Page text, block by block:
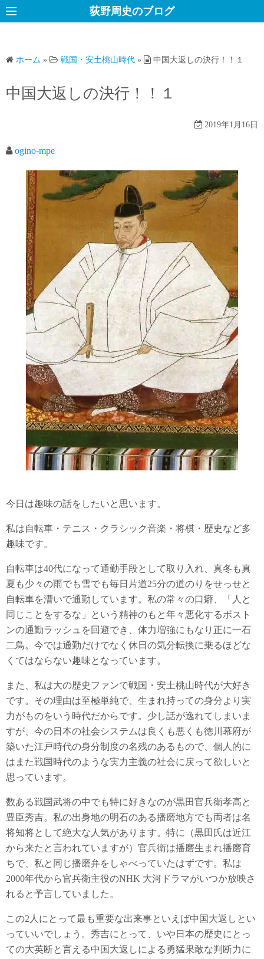
コ
ン
ス
プ
荻野周史のブログ
ホーム » 戦国・安土桃山時代 » 中国大返しの決行！！１
中国大返しの決行！！１
2019年1月16日
ogino-mpe
今日は趣味の話をしたいと思います。
私は自転車・テニス・クラシック音楽・将棋・歴史など多
趣味です。
自転車は40代になって通勤手段として取り入れ、真冬も真
夏も少々の雨でも雪でも毎日片道25分の道のりをせっせと
自転車を漕いで通勤しています。私の常々の口癖、「人と
同じことをするな」という精神のもと年々悪化するボスト
ンの通勤ラッシュを回避でき、体力増強にもなり正に一石
二鳥。今では通勤だけでなく休日の気分転換に乗るほどな
くてはならない趣味となっています。
また、私は大の歴史ファンで戦国・安土桃山時代が大好き
です。その理由は至極単純で、生まれ持っての身分より実
力がものをいう時代だからです。少し話が逸れてしまいま
すが、今の日本の社会システムは良くも悪くも徳川幕府が
築いた江戸時代の身分制度の名残のあるもので、個人的に
はまた戦国時代のような実力主義の社会に戻って欲しいと
思っています。
数ある戦国武将の中でも特に好きなのが黒田官兵衛孝高と
豊臣秀吉。私の出身地の明石のある播磨地方でも両者は名
将知将として絶大な人気があります。特に（黒田氏は近江
から来たと言われていますが）官兵衛は播磨生まれ播磨育
ちで、私と同じ播磨弁をしゃべっていたはずです。私は
2000年代から官兵衛主役のNHK 大河ドラマがいつか放映さ
れると予言していました。
この2人にとって最も重要な出来事といえば中国大返しとい
っていいでしょう。秀吉にとって、いや日本の歴史にとっ
ての大英断と言える中国大返しによる勇猛果敢な判断力に